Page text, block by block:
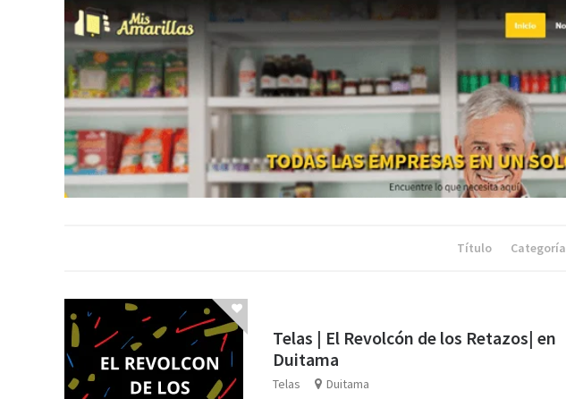
Título Categoría
Telas | El Revolcón de los Retazos| en
Duitama
Telas Duitama